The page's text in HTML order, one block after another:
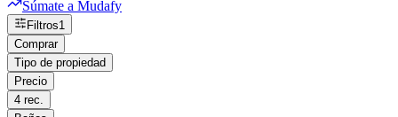
Súmate a Mudafy
Filtros1
Comprar
Tipo de propiedad
Precio
4 rec.